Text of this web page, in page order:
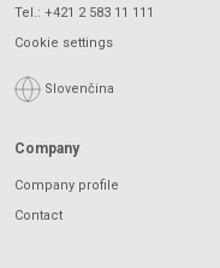
Tel.: +421 2 583 11 111
Cookie settings
Slovenčina
Company
Company profile
Contact